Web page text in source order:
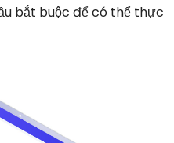
bắt buộc để có thể thực